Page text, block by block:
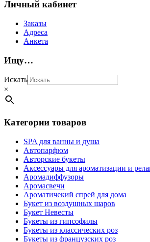
Личный кабинет
Заказы
Адреса
Анкета
Ищу…
Искать
×
Категории товаров
SPA для ванны и душа
Автопарфюм
Авторские букеты
Аксессуары для ароматизации и
Аромадиффузоры
Аромасвечи
Ароматичекий спрей для дома
Букет из воздушных шаров
Букет Невесты
Букеты из гипсофилы
Букеты из классических роз
Букеты из французских роз